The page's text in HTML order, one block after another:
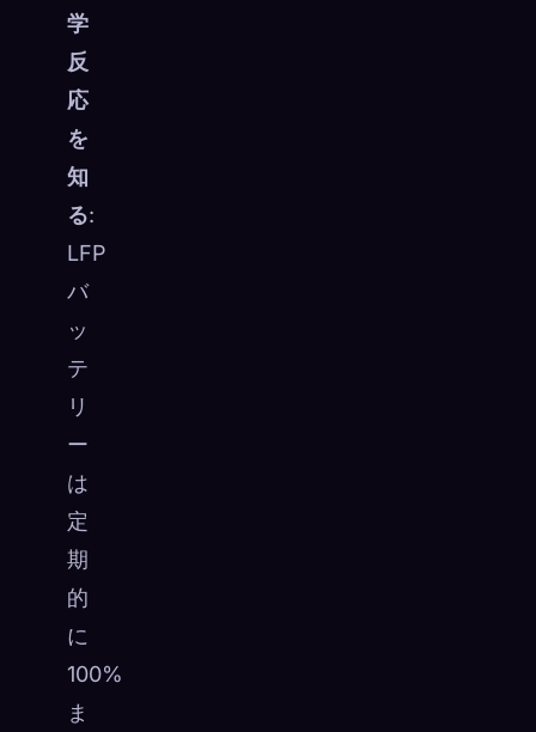
学
反
応
を
知
る:
LFP
バ
ッ
テ
リ
ー
は
定
期
的
に
100%
ま
発見済み
0